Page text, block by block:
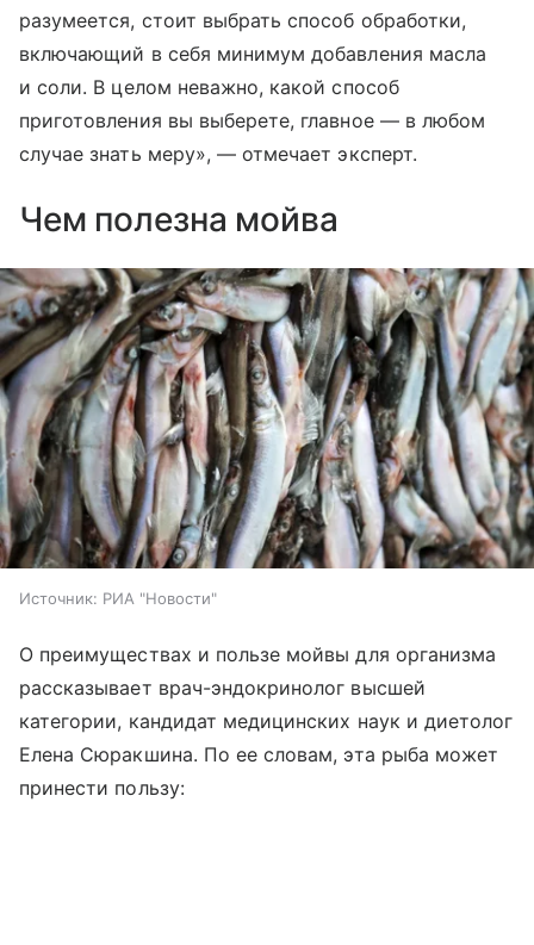
разумеется, стоит выбрать способ обработки,
включающий в себя минимум добавления масла
и соли. В целом неважно, какой способ
приготовления вы выберете, главное — в любом
случае знать меру», — отмечает эксперт.
Чем полезна мойва
Источник: РИА "Новости"
О преимуществах и пользе мойвы для организма
рассказывает врач-эндокринолог высшей
категории, кандидат медицинских наук и диетолог
Елена Сюракшина. По ее словам, эта рыба может
принести пользу: